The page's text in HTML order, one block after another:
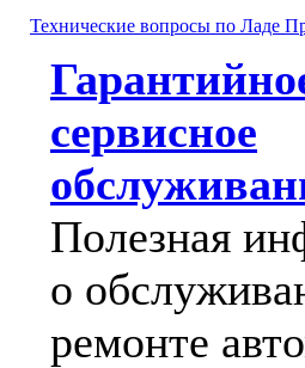
Технические вопросы по Ладе
сервисное
Полезная
о
ремонте